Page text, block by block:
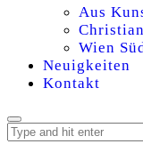
Aus
Wien
Neuigkeiten
Kontakt